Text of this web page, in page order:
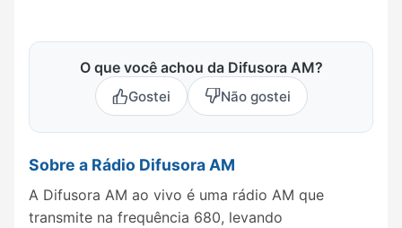
O que você achou da Difusora AM?
Gostei Não gostei
Sobre a Rádio Difusora AM
A Difusora AM ao vivo é uma rádio AM que
transmite na frequência 680, levando